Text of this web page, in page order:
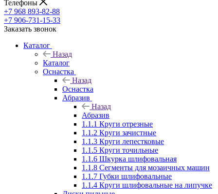
Телефоны
+7 968 893-82-88
+7 906-731-15-33
Заказать звонок
Каталог
Назад
Каталог
Оснастка
Назад
Оснастка
Абразив
Назад
Абразив
1.1.1 Круги отрезные
1.1.2 Круги зачистные
1.1.3 Круги лепестковые
1.1.5 Круги точильные
1.1.6 Шкурка шлифовальная
1.1.8 Сегменты для мозаичных машин
1.1.7 Губки шлифовальные
1.1.4 Круги шлифовальные на липучке